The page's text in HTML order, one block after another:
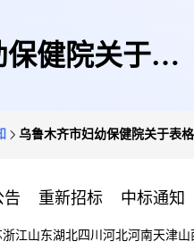
健院关于表
乌鲁木齐市妇幼保健院关于表
告 重新招标 中标通知
浙江山东湖北四川 河北河南天津山